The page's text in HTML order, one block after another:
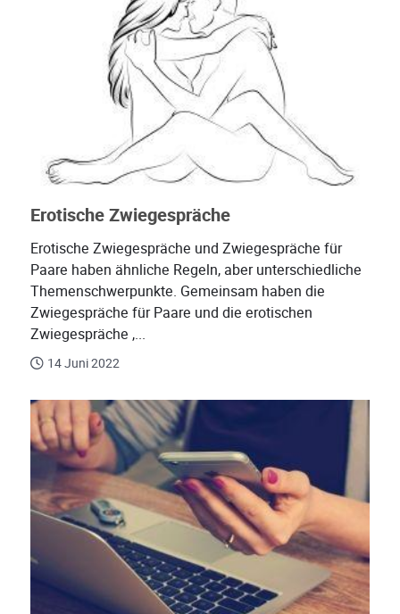
Erotische Zwiegespräche
Erotische Zwiegespräche und Zwiegespräche für
Paare haben ähnliche Regeln, aber unterschiedliche
Themenschwerpunkte. Gemeinsam haben die
Zwiegespräche für Paare und die erotischen
Zwiegespräche ,...
14 Juni 2022